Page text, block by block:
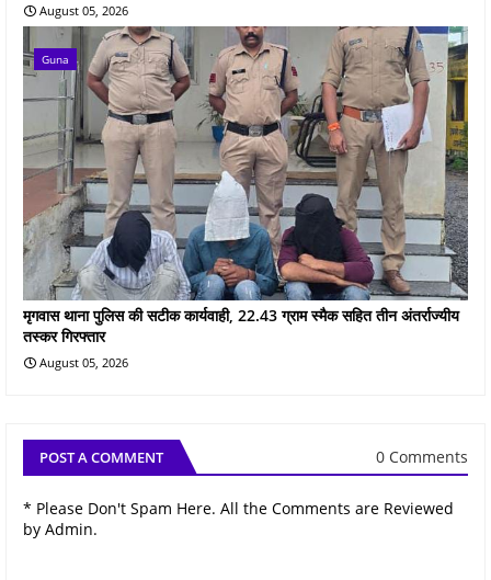
August 05, 2026
Guna
मृगवास थाना पुलिस की सटीक कार्यवाही, 22.43 ग्राम स्मैक सहित तीन अंतर्राज्यीय
तस्कर गिरफ्तार
August 05, 2026
POST A COMMENT 0 Comments
* Please Don't Spam Here. All the Comments are Reviewed
by Admin.